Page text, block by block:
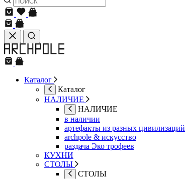
Каталог
Каталог
НАЛИЧИЕ
НАЛИЧИЕ
в наличии
артефакты из разных цивилизаций
archpole & искусство
раздача Эко трофеев
КУХНИ
СТОЛЫ
СТОЛЫ